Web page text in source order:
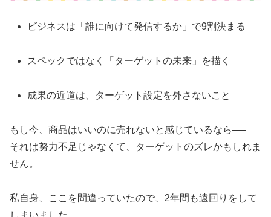
ビジネスは「誰に向けて発信するか」で9割決まる
スペックではなく「ターゲットの未来」を描く
成果の近道は、ターゲット設定を外さないこと
もし今、商品はいいのに売れないと感じているなら──
それは努力不足じゃなくて、ターゲットのズレかもしれま
せん。
私自身、ここを間違っていたので、2年間も遠回りをして
しまいました。